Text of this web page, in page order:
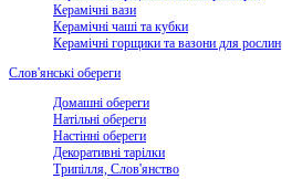
Керамічні вази
Керамічні чаші та кубки
Керамічні горщики та вазони для рослин
Слов'янські обереги
Домашні обереги
Натільні обереги
Настінні обереги
Декоративні тарілки
Трипілля, Слов'янство